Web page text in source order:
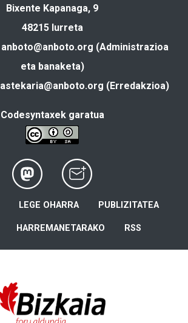
Bixente Kapanaga, 9
48215 Iurreta
anboto@anboto.org (Administrazioa
eta banaketa)
astekaria@anboto.org (Erredakzioa)
Codesyntaxek garatua
LEGE OHARRA PUBLIZITATEA
HARREMANETARAKO RSS